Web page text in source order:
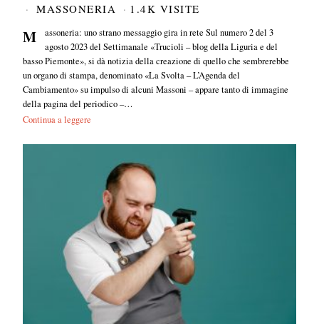
MASSONERIA
1.4K VISITE
Massoneria: uno strano messaggio gira in rete Sul numero 2 del 3
agosto 2023 del Settimanale «Trucioli – blog della Liguria e del
basso Piemonte», si dà notizia della creazione di quello che sembrerebbe
un organo di stampa, denominato «La Svolta – L’Agenda del
Cambiamento» su impulso di alcuni Massoni – appare tanto di immagine
della pagina del periodico –…
Continua a leggere